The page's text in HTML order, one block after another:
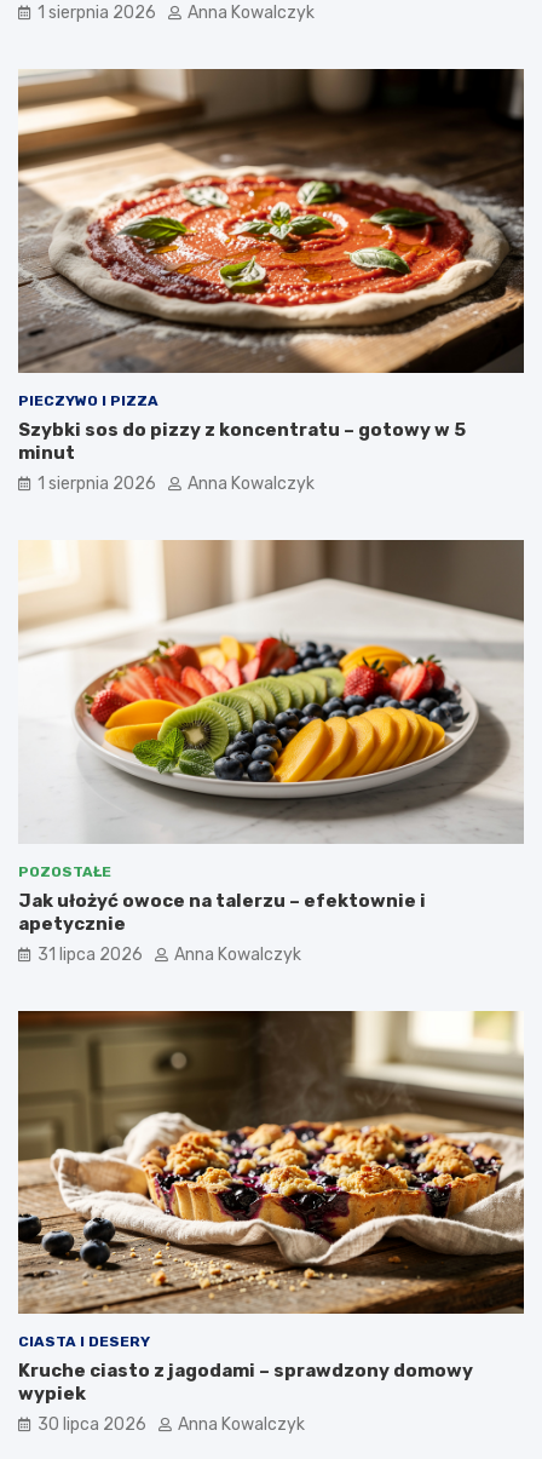
1 sierpnia 2026 Anna Kowalczyk
PIECZYWO I PIZZA
Szybki sos do pizzy z koncentratu – gotowy w 5
minut
1 sierpnia 2026 Anna Kowalczyk
POZOSTAŁE
Jak ułożyć owoce na talerzu – efektownie i
apetycznie
31 lipca 2026 Anna Kowalczyk
CIASTA I DESERY
Kruche ciasto z jagodami – sprawdzony domowy
wypiek
30 lipca 2026 Anna Kowalczyk